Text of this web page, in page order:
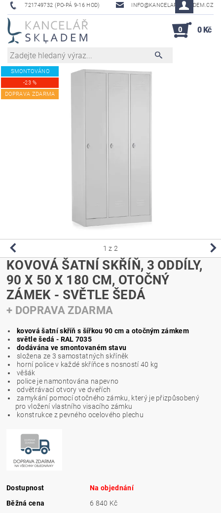
721749732 (PO-PÁ 9-16 HOD) INFO@KANCELAR-SKLADEM.CZ
0 0 Kč
SMONTOVÁNO
-23 %
DOPRAVA ZDARMA
1 z 2
KOVOVÁ ŠATNÍ SKŘÍŇ, 3 ODDÍLY,
90 X 50 X 180 CM, OTOČNÝ
ZÁMEK - SVĚTLE ŠEDÁ
+ DOPRAVA ZDARMA
kovová šatní skříň s šířkou 90 cm a otočným zámkem
světle šedá - RAL 7035
dodávána ve smontovaném stavu
složena ze 3 samostatných skříněk
horní police v každé skříňce s nosností 40 kg
věšák
police je namontována napevno
odvětrávací otvory ve dveřích
zamykání pomocí otočného zámku, který je přizpůsobený
pro vložení vlastního visacího zámku
konstrukce z pevného ocelového plechu
Dostupnost
Na objednání
Běžná cena
6 840 Kč